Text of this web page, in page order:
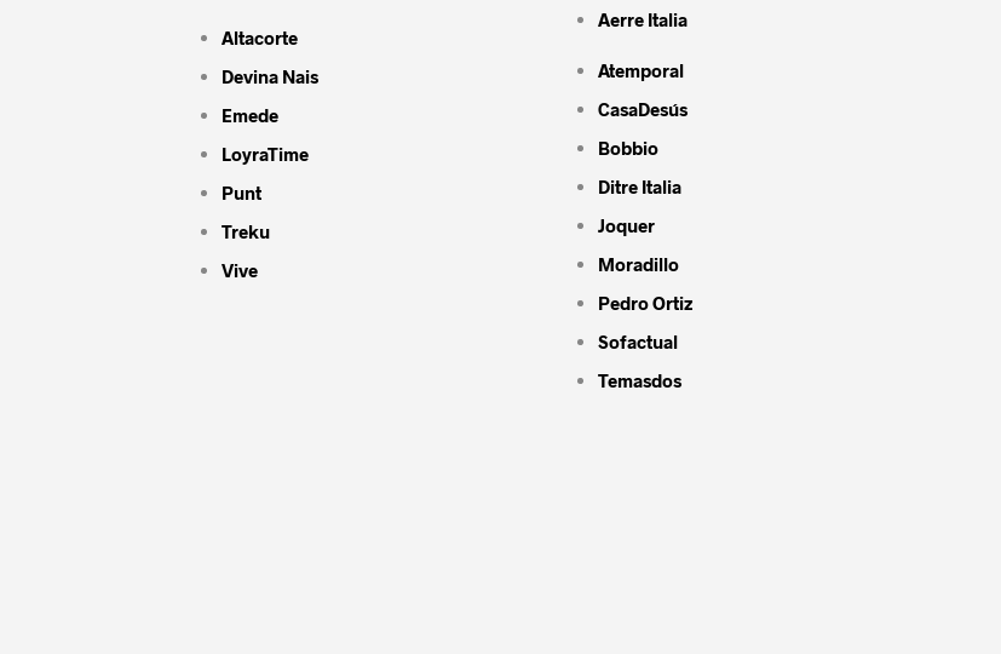
Altacorte
Devina Nais
Emede
LoyraTime
Punt
Treku
Vive
Aerre Italia
Atemporal
CasaDesús
Bobbio
Ditre Italia
Joquer
Moradillo
Pedro Ortiz
Sofactual
Temasdos